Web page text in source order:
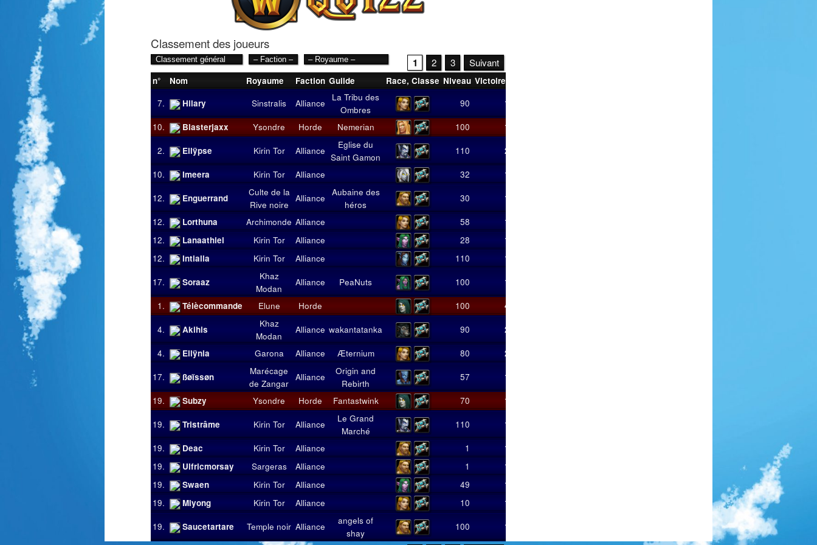
Classement des joueurs
1 2 3 Suivant
n° Nom Royaume Faction Guilde Race, Classe Niveau Victoires
7.
Hilary Sinstralis Alliance
La Tribu des
Ombres
90 1
10. Blasterjaxx Ysondre Horde Nemerian 100 1
2. Ellÿpse Kirin Tor Alliance
Eglise du
Saint Gamon
110 2
10. Imeera Kirin Tor Alliance 32 1
12. Enguerrand
Culte de la
Rive noire
Alliance
Aubaine des
héros
30 1
12. Lorthuna Archimonde Alliance 58 1
12.
Lanaathiel Kirin Tor Alliance 28 1
12.
Intialla Kirin Tor Alliance 110 1
17. Soraaz
Khaz
Modan
Alliance PeaNuts 100 1
1. Télècommande Elune Horde 100 4
4. Akihis
Khaz
Modan
Alliance wakantatanka 90 2
4. Ellÿnia Garona Alliance Æternium 80 2
17. ßøïssøn
Marécage
de Zangar
Alliance
Origin and
Rebirth
57 1
19. Subzy Ysondre Horde Fantastwink 70 1
19. Tristrâme Kirin Tor Alliance
Le Grand
Marché
110 1
19. Deac Kirin Tor Alliance 1 1
19.
Ulfricmorsay Sargeras Alliance 1 1
19.
Swaen Kirin Tor Alliance 49 1
19.
Miyong Kirin Tor Alliance 10 1
19. Saucetartare Temple noir Alliance
angels of
shay
100 1